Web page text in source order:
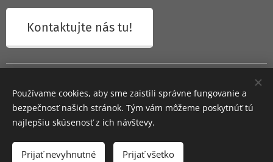
Do košíka
Kontaktujte nás tu!
suisse.sk - Webdesign
Cookies
Používame cookies, aby sme zaistili správne fungovanie a
bezpečnosť našich stránok. Tým vám môžeme poskytnúť tú
najlepšiu skúsenosť z ich návštevy.
Prijať nevyhnutné Prijať všetko